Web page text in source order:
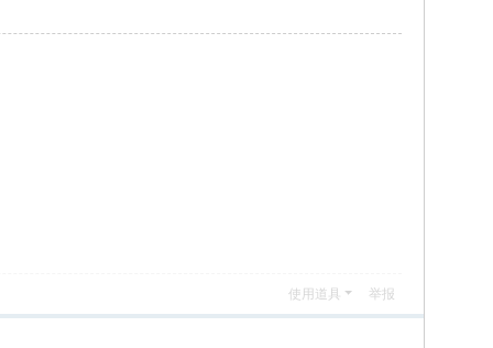
使用道具 举报